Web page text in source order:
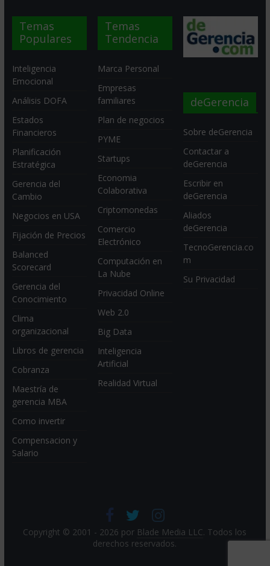
Temas
Populares
Inteligencia
Emocional
Análisis DOFA
Estados
Financieros
Planificación
Estratégica
Gerencia del
Cambio
Negocios en USA
Fijación de Precios
Balanced
Scorecard
Gerencia del
Conocimiento
Clima
organizacional
Libros de gerencia
Cobranza
Maestría de
gerencia MBA
Como invertir
Compensacion y
Salario
Temas
Tendencia
Marca Personal
Empresas
familiares
Plan de negocios
PYME
Startups
Economia
Colaborativa
Criptomonedas
Comercio
Electrónico
Computación en
La Nube
Privacidad Online
Web 2.0
Big Data
Inteligencia
Artificial
Realidad Virtual
deGerencia
Sobre deGerencia
Contactar a
deGerencia
Escribir en
deGerencia
Aliados
deGerencia
TecnoGerencia.co
m
Su Privacidad
Copyright © 2001 - 2026 por Blade Media LLC. Todos los
derechos reservados.